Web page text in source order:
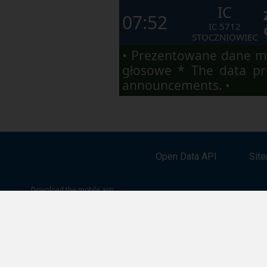
07:52
IC
IC 5712
STOCZNIOWIEC
• Prezentowane dane
głosowe * The data
announcements. •
Open Data API
Download the mobile app: